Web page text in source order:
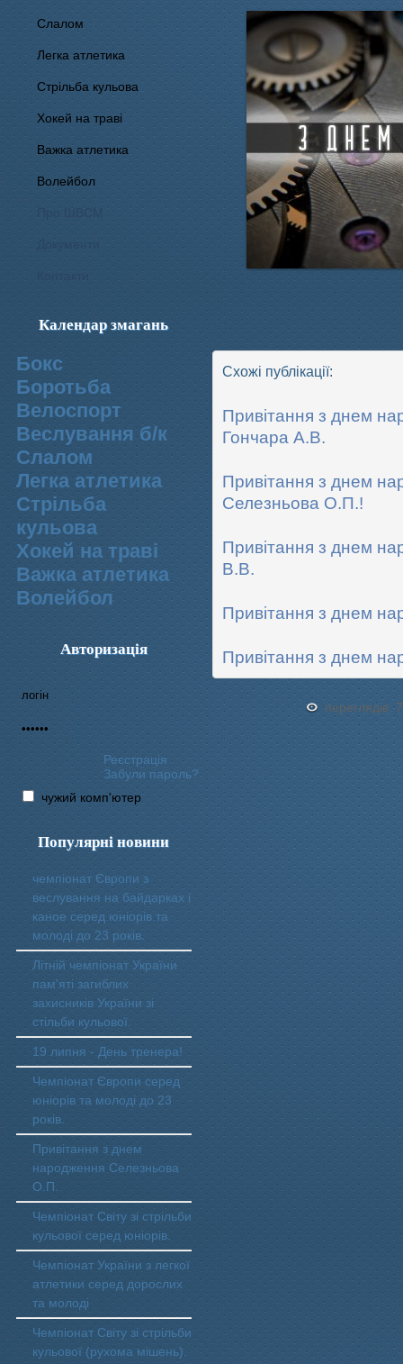
Cлалом
Легка атлетика
Стрільба кульова
Хокей на траві
Важка атлетика
Волейбол
Про ШВСМ
Документи
Календар змагань
Бокс
Боротьба
Велоспорт
Веслування б/к
Cлалом
Легка атлетика
Стрільба
кульова
Хокей на траві
Важка атлетика
Волейбол
Авторизація
Реєстрація
Забули пароль?
чужий комп'ютер
Популярні новини
чемпіонат Європи з
веслування на байдарках і
каное серед юніорів та
молоді до 23 років.
Літній чемпіонат України
пам'яті загиблих
захисників України зі
стільби кульової.
19 липня - День тренера!
Чемпіонат Європи серед
юніорів та молоді до 23
років.
Привітання з днем
народження Селезньова
О.П.
Чемпіонат Світу зі стрільби
кульової серед юніорів.
Чемпіонат України з легкої
атлетики серед дорослих
та молоді
Чемпіонат Світу зі стрільби
кульової (рухома мішень).
Схожі публікації:
Привітання з днем
Гончара А.В.
Привітання з днем
Селезньова О.П.!
Привітання з днем
В.В.
Привітання з днем
Привітання з днем
переглядів: